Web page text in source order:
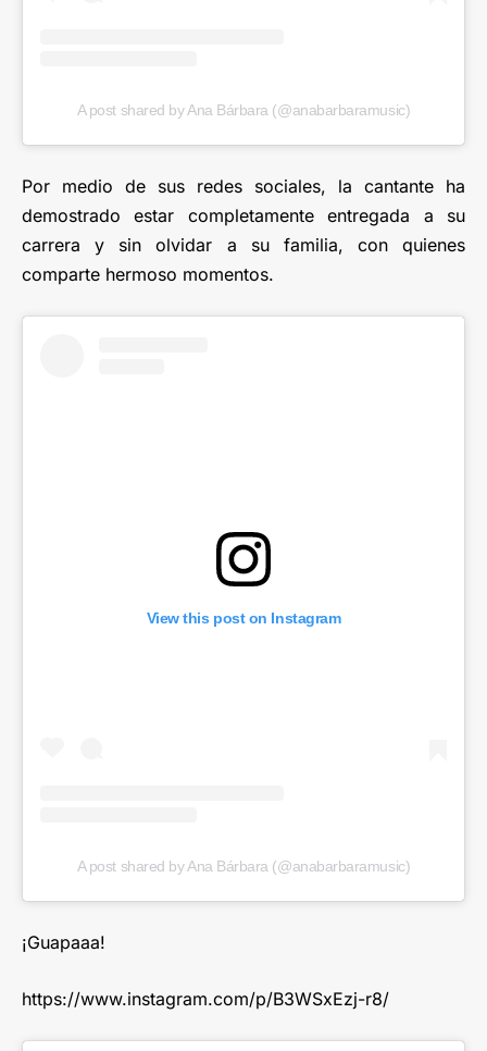
A post shared by Ana Bárbara (@anabarbaramusic)
Por medio de sus redes sociales, la cantante ha
demostrado estar completamente entregada a su
carrera y sin olvidar a su familia, con quienes
comparte hermoso momentos.
View this post on Instagram
A post shared by Ana Bárbara (@anabarbaramusic)
¡Guapaaa!
https://www.instagram.com/p/B3WSxEzj-r8/